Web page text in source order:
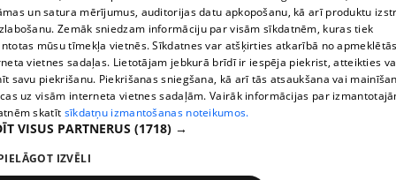
Reproduction, or distribution of 1188 database, its parts or the
information contained in the database, or parts of information in
any form is strictly prohibited. Also automatic download is
prohibited. Reproduction of any material published on the
website 1188 is strictly forbidden without the editorial license of
1188 website.
Vortal assistance service: e-mail -
un satura mērījumus, auditorijas datu apkopošanu, kā arī produktu
Zemāk sniedzam informāciju par visām sīkdatnēm, kuras tiek
mūsu tīmekļa vietnēs. Sīkdatnes var atšķirties atkarībā no
vietnes sadaļas. Lietotājam jebkurā brīdī ir iespēja piekrist, atteikties
savu piekrišanu. Piekrišanas sniegšana, kā arī tās atsaukšana vai
uz visām interneta vietnes sadaļām. Vairāk informācijas par
skatīt sīkdatņu izmantošanas noteikumos.
VISUS PARTNERUS (1718) →
IZVĒLI